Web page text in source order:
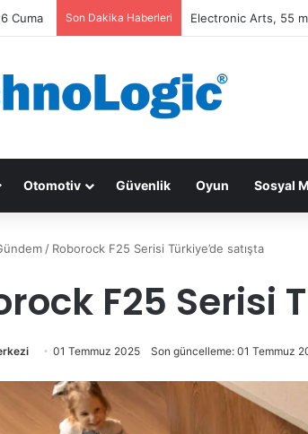
Cuma Son Dakika Haberleri Electronic Arts, 55
Otomotiv Güvenlik Oyun Sosyal
/ Roborock F25 Serisi Türkiye’de satışta
F25 Serisi
01 Temmuz 2025 Son güncelleme: 01 Temmuz